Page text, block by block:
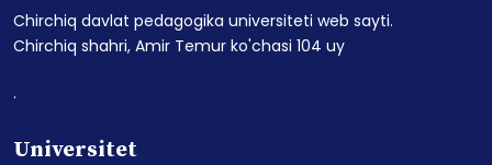
Chirchiq davlat pedagogika universiteti web sayti.
Chirchiq shahri, Amir Temur ko'chasi 104 uy
.
Universitet